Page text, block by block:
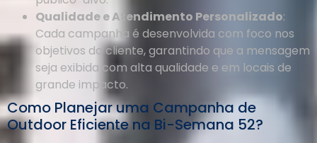
Qualidade e Atendimento Personalizado:
Cada campanha é desenvolvida com foco nos
objetivos do cliente, garantindo que a mensagem
seja exibida com alta qualidade e em locais de
grande impacto.
Como Planejar uma Campanha de
Outdoor Eficiente na Bi-Semana 52?